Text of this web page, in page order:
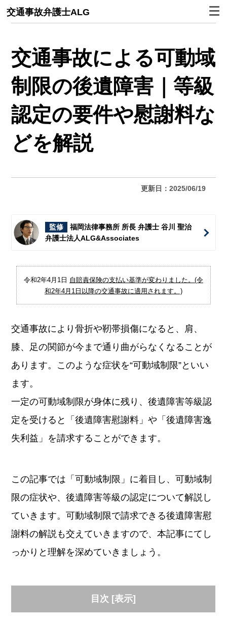
交通事故弁護士ALG
交通事故による可動域
制限の後遺障害｜等級
認定の要件や慰謝料な
どを解説
更新日：2025/06/19
監修
福岡法律事務所 所長 弁護士 谷川 聖治
弁護士法人ALG&Associates
令和2年4月1日 自賠責保険の支払い基準が変わりました。(令
和2年4月1日以降の交通事故に適用されます。)
交通事故により骨折や靭帯損傷になると、肩、
膝、足の関節が今まで通り曲がらなくなることが
あります。このような症状を“可動域制限”といい
ます。
一定の可動域制限が身体に残り、後遺障害等級認
定を受けると「後遺障害慰謝料」や「後遺障害逸
失利益」を請求することができます。
この記事では「可動域制限」に着目し、可動域制
限の症状や、後遺障害等級の認定について解説し
ていきます。可動域制限で請求できる後遺障害慰
謝料の解説も交えていきますので、本記事にてし
っかりと理解を深めていきましょう。
目次 [表示]